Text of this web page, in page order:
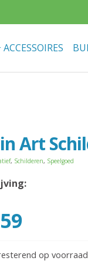
Art
, Schilderen, Speelgoed
op